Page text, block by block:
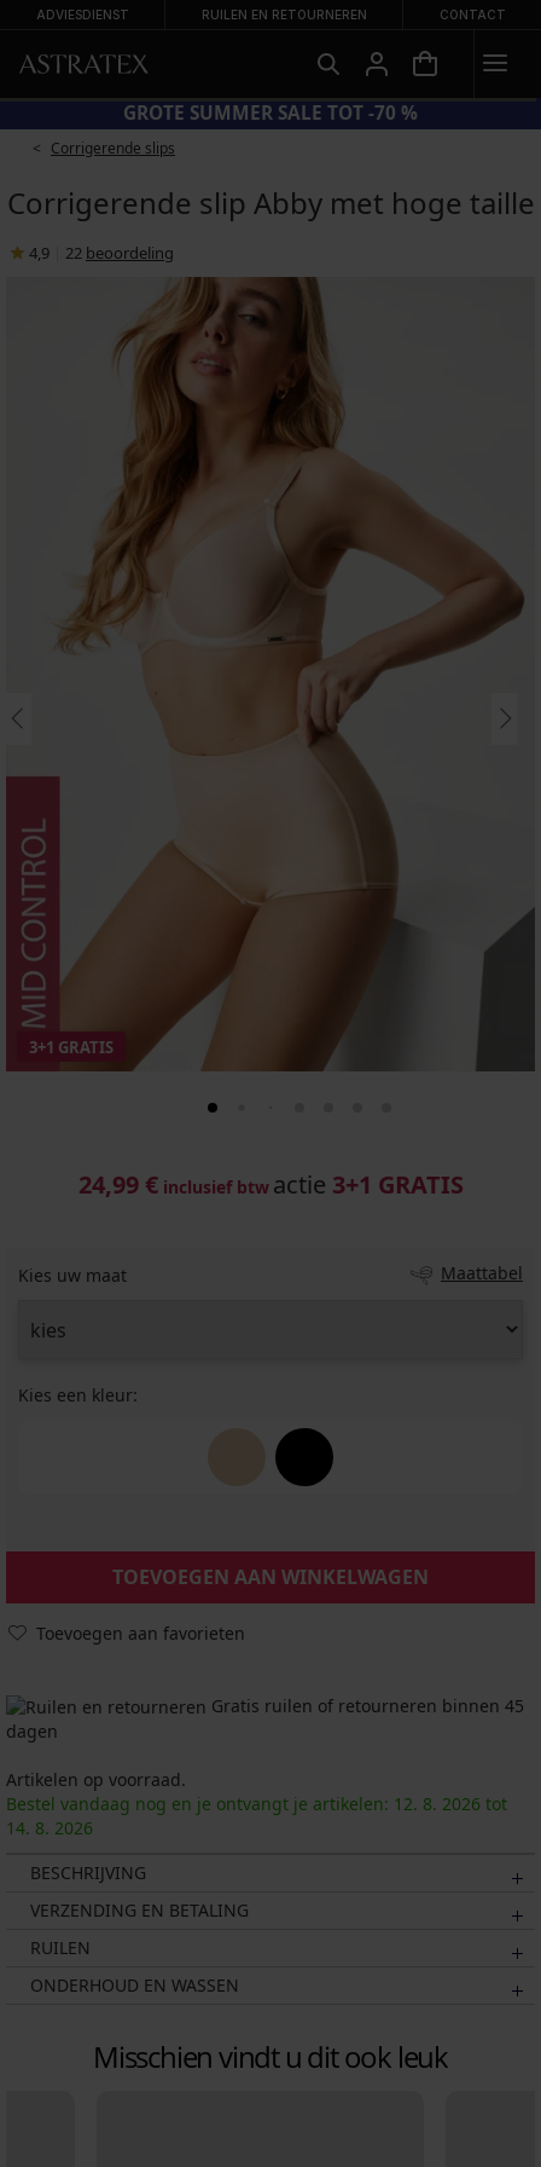
ADVIESDIENST RUILEN EN RETOURNEREN CONTACT
CODE BRA20 = BH'S -20%
Corrigerende slips
Corrigerende slip Abby met hoge taille
4,9 22 beoordeling
3+1 GRATIS
24,99 € inclusief btw actie 3+1 GRATIS
Kies uw maat Maattabel
Kies een kleur:
TOEVOEGEN AAN WINKELWAGEN
Toevoegen aan favorieten
Gratis ruilen of retourneren binnen 45
dagen
Artikelen op voorraad.
Bestel vandaag nog en je ontvangt je artikelen: 12. 8. 2026 tot
14. 8. 2026
BESCHRIJVING
VERZENDING EN BETALING
RUILEN
ONDERHOUD EN WASSEN
Misschien vindt u dit ook leuk